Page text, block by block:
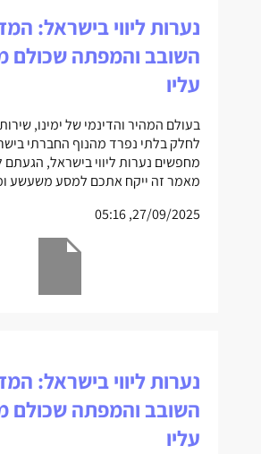
נערות ליווי בישראל:
השובב והמפתה שכולם
עליו
בעולם המהיר והדינמי של ימינו,
לחלק בלתי נפרד מהנוף החברתי
מחפשים נערות ליווי בישראל, הגעתם
מאמר זה ייקח אתכם למסע משעשע
27/09/2025, 05:16
נערות ליווי בישראל:
השובב והמפתה שכולם
עליו